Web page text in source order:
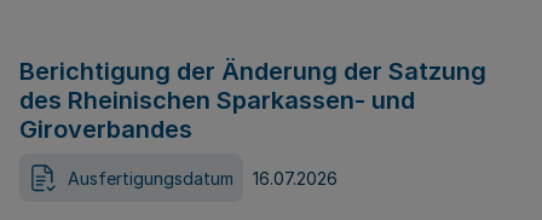
Berichtigung der Änderung der Satzung
des Rheinischen Sparkassen- und
Giroverbandes
Ausfertigungsdatum 16.07.2026